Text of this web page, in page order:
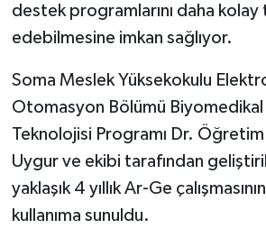
destek programlarını daha kolay
edebilmesine imkan sağlıyor.
Soma Meslek Yüksekokulu
Otomasyon Bölümü Biyomedikal
Teknolojisi Programı Dr.
Uygur ve ekibi tarafından
yaklaşık 4 yıllık Ar-Ge
kullanıma sunuldu.